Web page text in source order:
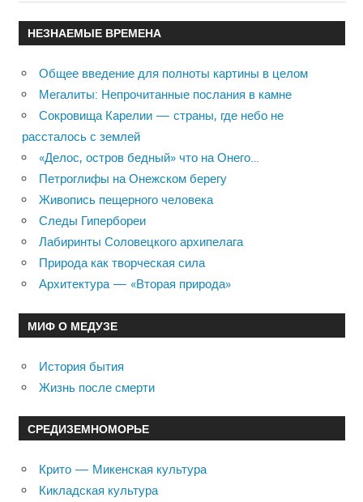
НЕЗНАЕМЫЕ ВРЕМЕНА
Общее введение для полноты картины в целом
Мегалиты: Непрочитанные послания в камне
Сокровища Карелии — страны, где небо не
рассталось с землей
«Делос, остров бедный» что на Онего…
Петроглифы на Онежском берегу
Живопись пещерного человека
Следы Гипербореи
Лабиринты Соловецкого архипелага
Природа как творческая сила
Архитектура — «Вторая природа»
МИФ О МЕДУЗЕ
История бытия
Жизнь после смерти
СРЕДИЗЕМНОМОРЬЕ
Крито — Микенская культура
Кикладская культура